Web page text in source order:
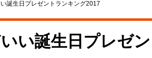
誕生日プレゼントランキング2017
い誕生日プレゼン